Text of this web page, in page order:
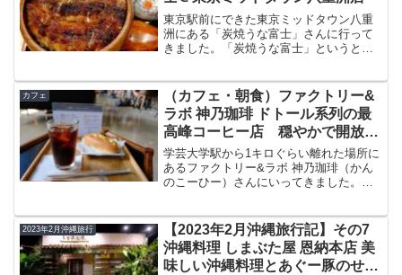
東京駅前にできた東京ミッドタウン八重
洲にある「炭焼うな富士」さんに行って
きました。「炭焼うな富士」というと株
本格的なひつまぶしがいただけるうな富
士さんのお店、メニュー、...
カフェ
（カフェ・朝食）ファクトリー&
ラボ 神乃珈琲 ドトール系列の最
高峰コーヒー店 穏やかで開放的
な店内でリラックス
学芸大学駅から1キロぐらい離れた場所に
あるファクトリー&ラボ 神乃珈琲（かん
のこーひー）さんにいってきました。フ
カフェです。開放感のある二階席、焙煎
工場が見られる一階...
2023年2月沖縄旅行
【2023年2月沖縄旅行記】その7
沖縄料理 しまぶた屋 恩納本店 美
味しい沖縄料理とあぐー豚のせい